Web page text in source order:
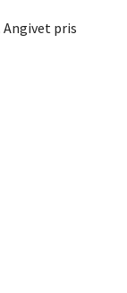
pris